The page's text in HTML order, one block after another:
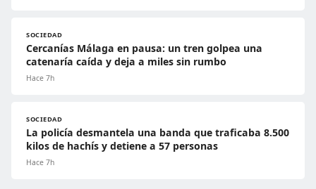
SOCIEDAD
Cercanías Málaga en pausa: un tren golpea una
catenaría caída y deja a miles sin rumbo
Hace 7h
SOCIEDAD
La policía desmantela una banda que traficaba 8.500
kilos de hachís y detiene a 57 personas
Hace 7h